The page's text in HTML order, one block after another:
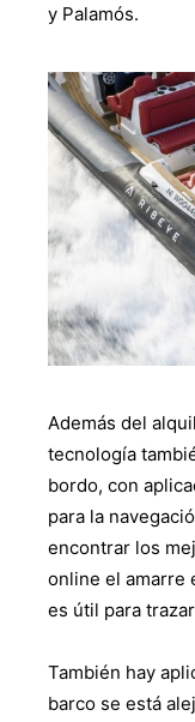
y Palamós.
Además del
tecnología
bordo, con
para la
encontrar los
online el amarre
es útil para
También hay
barco se está